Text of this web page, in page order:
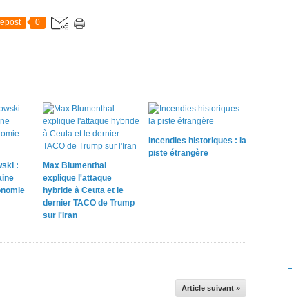
0
:
Max Blumenthal
explique l'attaque
hybride à Ceuta et le
dernier TACO de Trump
sur l'Iran
Incendies historiques : la
piste étrangère
Article suivant »